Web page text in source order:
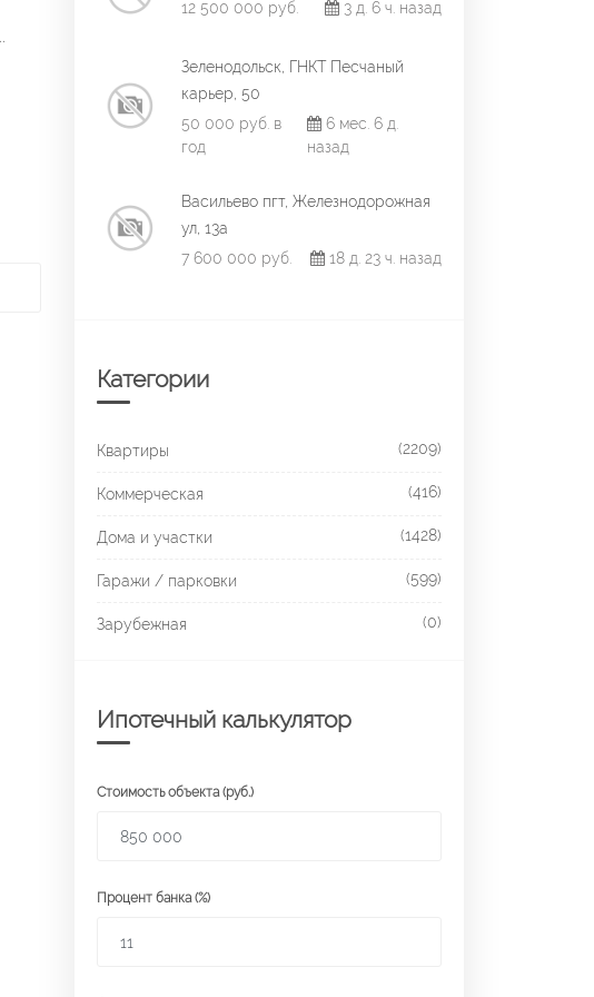
12 500 000 руб. 3 д. 6 ч. назад
Зеленодольск, ГНКТ Песчаный
карьер, 50
50 000 руб. в
год
6 мес. 6 д.
назад
Васильево пгт, Железнодорожная
ул, 13а
7 600 000 руб.
18 д. 23 ч. назад
Категории
Квартиры (2209)
Коммерческая (416)
Дома и участки (1428)
Гаражи / парковки (599)
Зарубежная (0)
Ипотечный калькулятор
Стоимость объекта (руб.)
Процент банка (%)